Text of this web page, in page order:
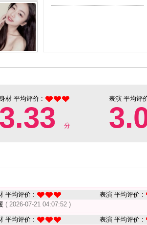
材 平均评价 :
3.33 分
表演 平均评
平均评价 : 表演 平均评价 :
( 2026-07-21 04:07:52 )
平均评价 : 表演 平均评价 :